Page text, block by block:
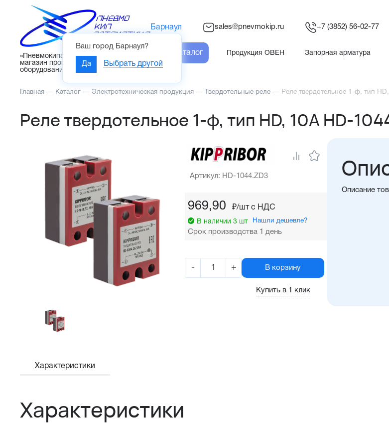
«Пневмокипавтоматика» – интернет-
магазин промышленного
оборудования
Барнаул
Ваш город Барнаул?
Да Выбрать другой
sales@pnevmokip.ru +7 (3852) 56-02-77
Каталог Продукция ОВЕН Запорная арматура
Главная — Каталог — Электротехническая продукция — Твердотельные реле — Реле твердотельное 1-ф, тип
Реле твердотельное 1-ф, тип HD, 10А HD-
Артикул: HD-1044.ZD3
969,90 ₽/шт c НДС
В наличии 3 шт Нашли дешевле?
Срок производства 1 день
- + В корзину
Купить в 1 клик
Описание
Характеристики
Характеристики